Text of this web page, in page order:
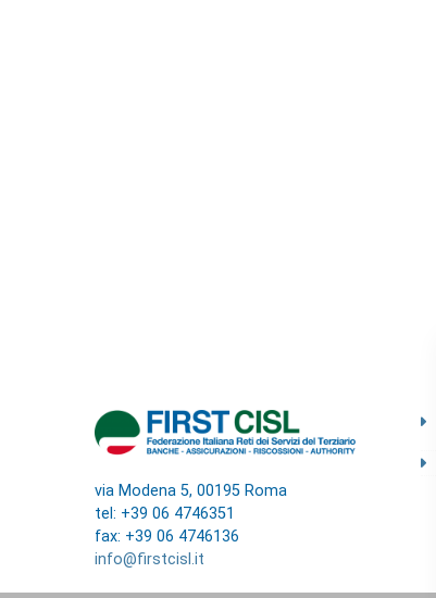
via Modena 5, 00195 Roma
tel: +39 06 4746351
fax: +39 06 4746136
info@firstcisl.it